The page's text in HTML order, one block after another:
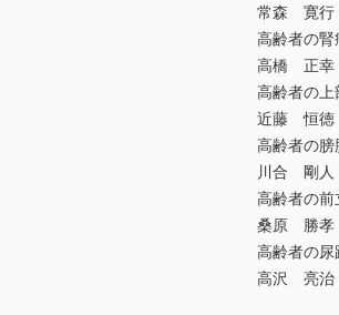
常森 寛行
高齢者の腎
高橋 正幸
高齢者の上
近藤 恒徳
高齢者の膀
川合 剛人
高齢者の前
桑原 勝孝
高齢者の尿
高沢 亮治